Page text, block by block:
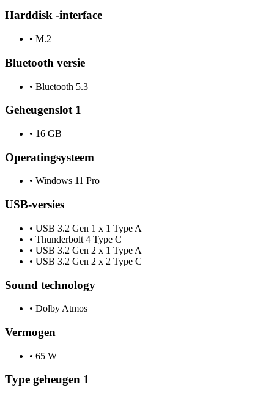
Harddisk -interface
• M.2
Bluetooth versie
• Bluetooth 5.3
Geheugenslot 1
• 16 GB
Operatingsysteem
• Windows 11 Pro
USB-versies
• USB 3.2 Gen 1 x 1 Type A
• Thunderbolt 4 Type C
• USB 3.2 Gen 2 x 1 Type A
• USB 3.2 Gen 2 x 2 Type C
Sound technology
• Dolby Atmos
Vermogen
• 65 W
Type geheugen 1